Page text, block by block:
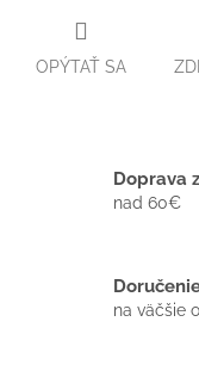
OPÝTAŤ SA
Doprava
nad 60€
na väčšie